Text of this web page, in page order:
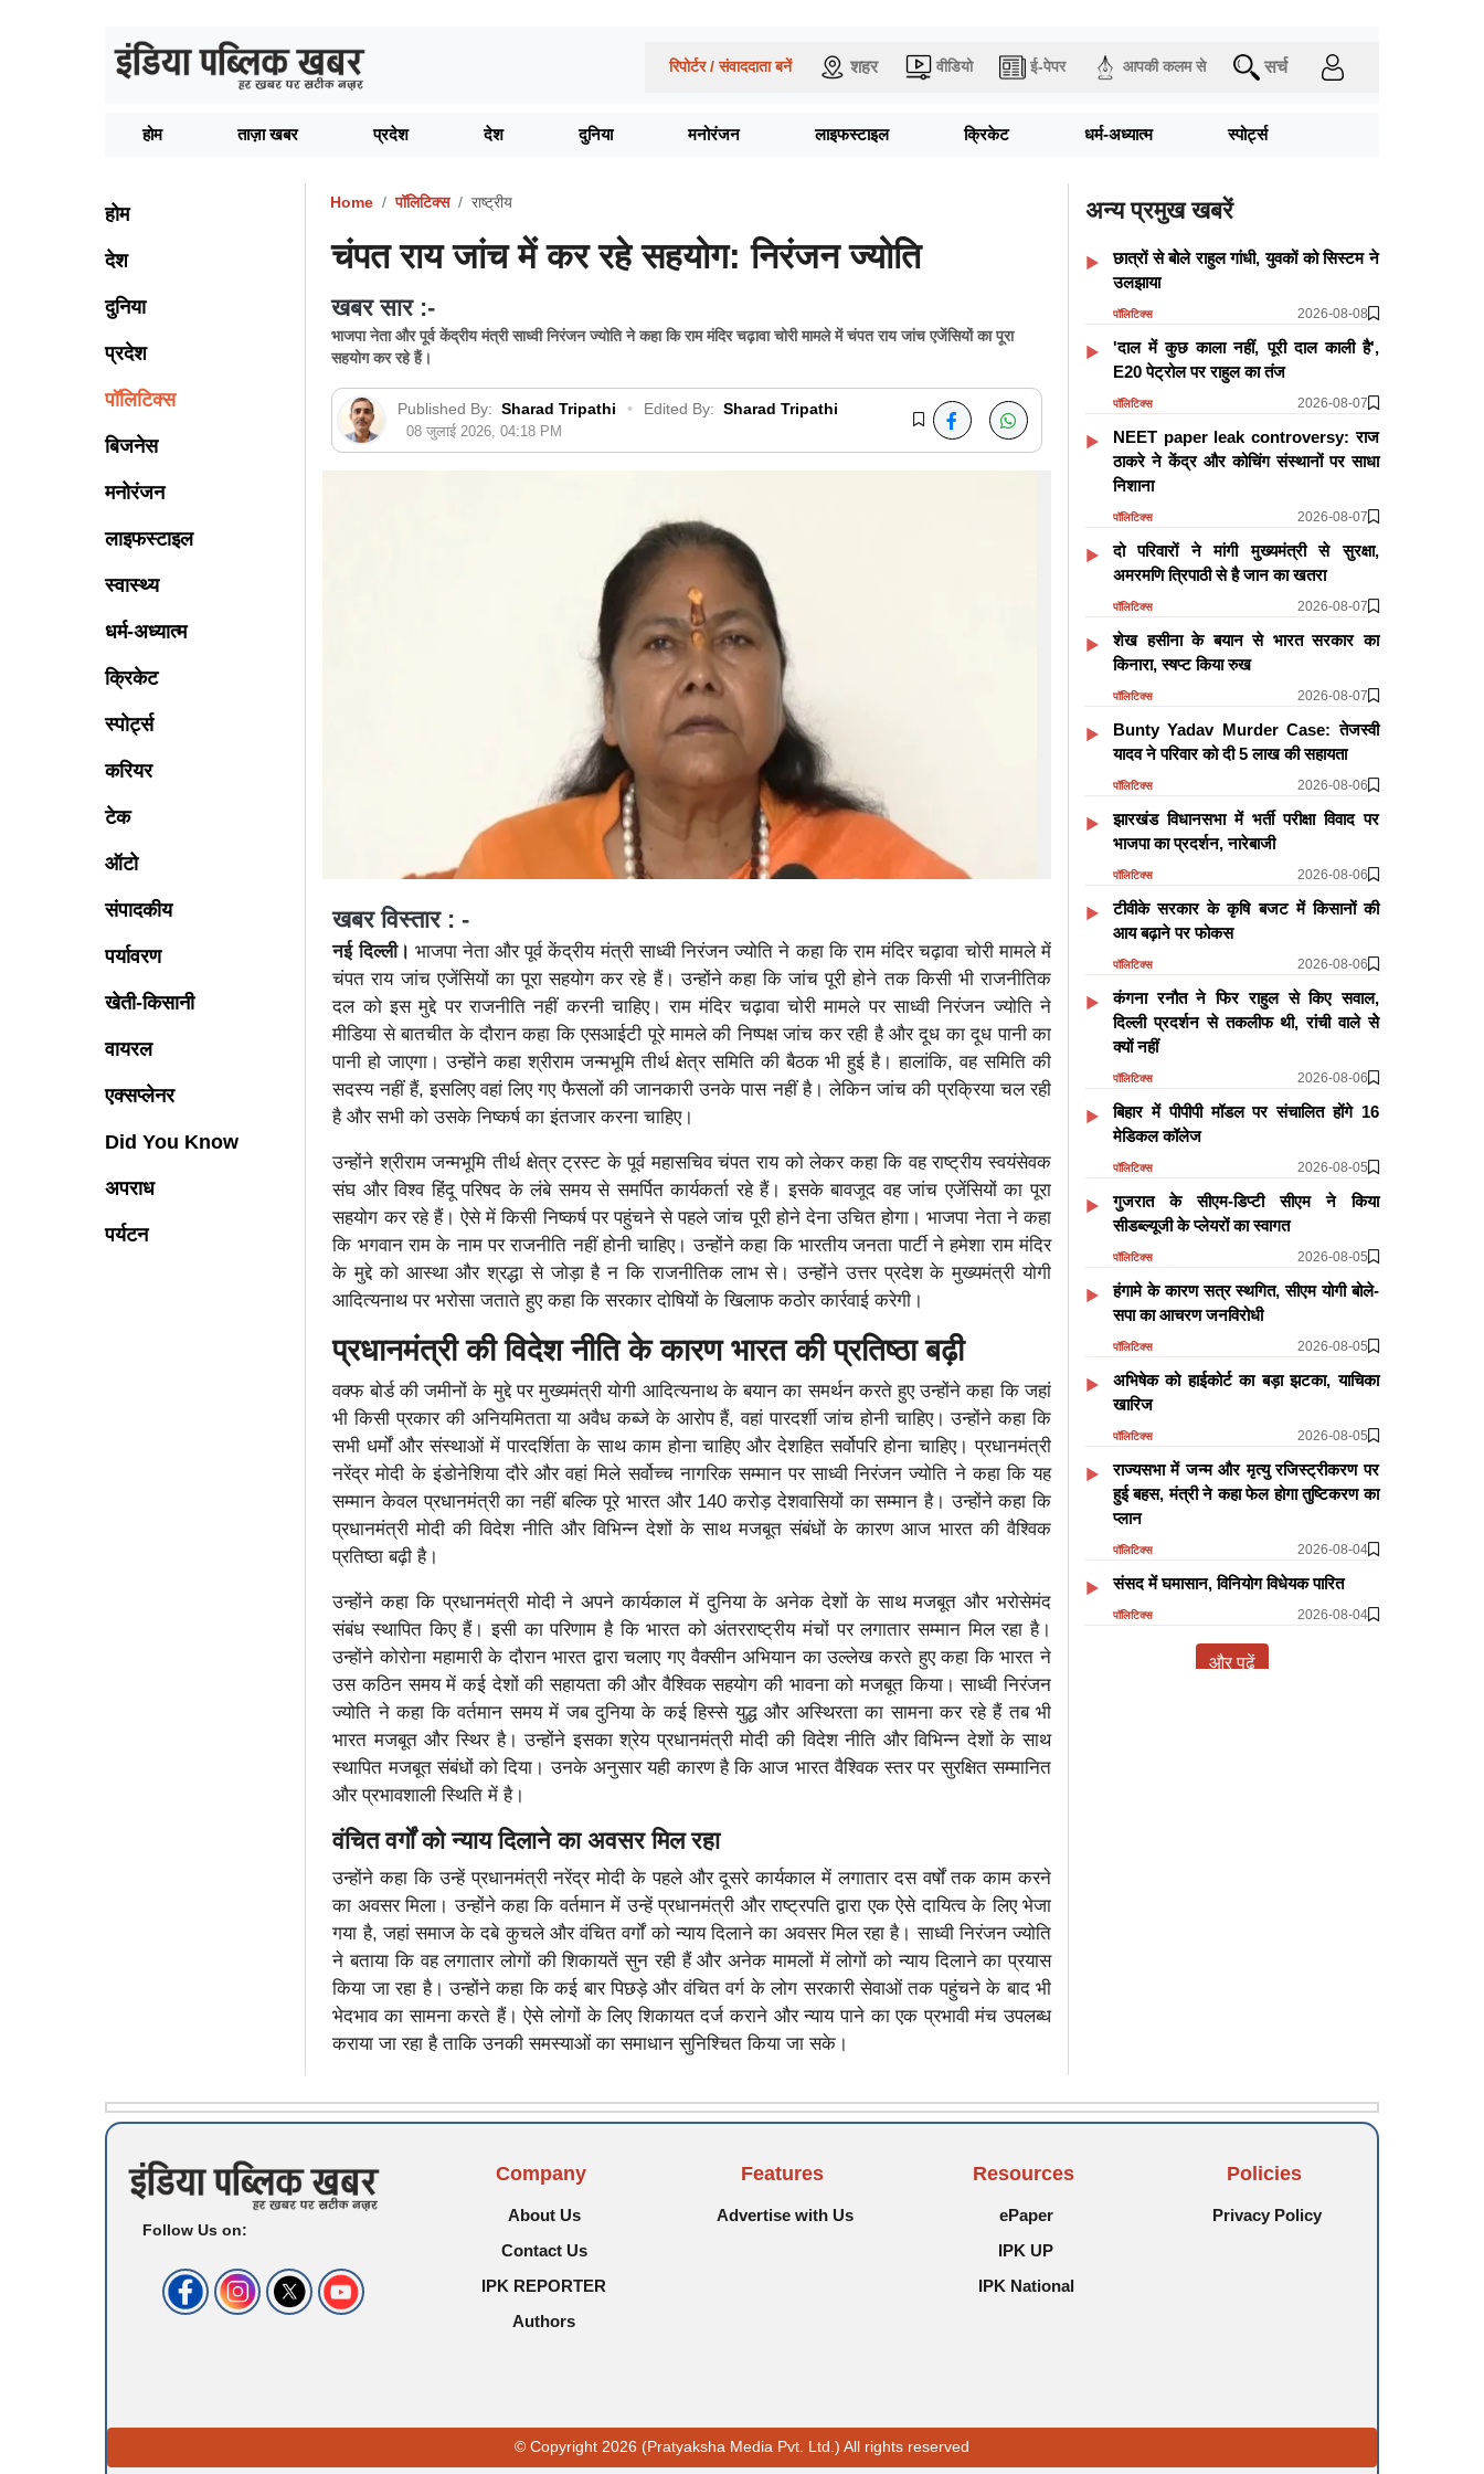
रिपोर्टर / संवाददाता बनें शहर वीडियो ई-पेपर आपकी कलम से सर्च
होम ताज़ा खबर प्रदेश देश दुनिया मनोरंजन लाइफस्टाइल क्रिकेट धर्म-अध्यात्म स्पोर्ट्स
होम
देश
दुनिया
प्रदेश
पॉलिटिक्स
बिजनेस
मनोरंजन
लाइफस्टाइल
स्वास्थ्य
धर्म-अध्यात्म
क्रिकेट
स्पोर्ट्स
करियर
टेक
ऑटो
संपादकीय
पर्यावरण
खेती-किसानी
वायरल
एक्सप्लेनर
Did You Know
अपराध
पर्यटन
Home पॉलिटिक्स राष्ट्रीय
चंपत राय जांच में कर रहे सहयोग: निरंजन ज्योति
खबर सार :-
भाजपा नेता और पूर्व केंद्रीय मंत्री साध्वी निरंजन ज्योति ने कहा कि राम मंदिर चढ़ावा चोरी मामले में चंपत राय जांच एजेंसियों का पूरा
सहयोग कर रहे हैं।
Published By: Sharad Tripathi • Edited By: Sharad Tripathi
08 जुलाई 2026, 04:18 PM
खबर विस्तार : -
नई दिल्ली। भाजपा नेता और पूर्व केंद्रीय मंत्री साध्वी निरंजन ज्योति ने कहा कि राम मंदिर चढ़ावा चोरी मामले में
चंपत राय जांच एजेंसियों का पूरा सहयोग कर रहे हैं। उन्होंने कहा कि जांच पूरी होने तक किसी भी राजनीतिक
दल को इस मुद्दे पर राजनीति नहीं करनी चाहिए। राम मंदिर चढ़ावा चोरी मामले पर साध्वी निरंजन ज्योति ने
मीडिया से बातचीत के दौरान कहा कि एसआईटी पूरे मामले की निष्पक्ष जांच कर रही है और दूध का दूध पानी का
पानी हो जाएगा। उन्होंने कहा श्रीराम जन्मभूमि तीर्थ क्षेत्र समिति की बैठक भी हुई है। हालांकि, वह समिति की
सदस्य नहीं हैं, इसलिए वहां लिए गए फैसलों की जानकारी उनके पास नहीं है। लेकिन जांच की प्रक्रिया चल रही
है और सभी को उसके निष्कर्ष का इंतजार करना चाहिए।
उन्होंने श्रीराम जन्मभूमि तीर्थ क्षेत्र ट्रस्ट के पूर्व महासचिव चंपत राय को लेकर कहा कि वह राष्ट्रीय स्वयंसेवक
संघ और विश्व हिंदू परिषद के लंबे समय से समर्पित कार्यकर्ता रहे हैं। इसके बावजूद वह जांच एजेंसियों का पूरा
सहयोग कर रहे हैं। ऐसे में किसी निष्कर्ष पर पहुंचने से पहले जांच पूरी होने देना उचित होगा। भाजपा नेता ने कहा
कि भगवान राम के नाम पर राजनीति नहीं होनी चाहिए। उन्होंने कहा कि भारतीय जनता पार्टी ने हमेशा राम मंदिर
के मुद्दे को आस्था और श्रद्धा से जोड़ा है न कि राजनीतिक लाभ से। उन्होंने उत्तर प्रदेश के मुख्यमंत्री योगी
आदित्यनाथ पर भरोसा जताते हुए कहा कि सरकार दोषियों के खिलाफ कठोर कार्रवाई करेगी।
प्रधानमंत्री की विदेश नीति के कारण भारत की प्रतिष्ठा बढ़ी
वक्फ बोर्ड की जमीनों के मुद्दे पर मुख्यमंत्री योगी आदित्यनाथ के बयान का समर्थन करते हुए उन्होंने कहा कि जहां
भी किसी प्रकार की अनियमितता या अवैध कब्जे के आरोप हैं, वहां पारदर्शी जांच होनी चाहिए। उन्होंने कहा कि
सभी धर्मों और संस्थाओं में पारदर्शिता के साथ काम होना चाहिए और देशहित सर्वोपरि होना चाहिए। प्रधानमंत्री
नरेंद्र मोदी के इंडोनेशिया दौरे और वहां मिले सर्वोच्च नागरिक सम्मान पर साध्वी निरंजन ज्योति ने कहा कि यह
सम्मान केवल प्रधानमंत्री का नहीं बल्कि पूरे भारत और 140 करोड़ देशवासियों का सम्मान है। उन्होंने कहा कि
प्रधानमंत्री मोदी की विदेश नीति और विभिन्न देशों के साथ मजबूत संबंधों के कारण आज भारत की वैश्विक
प्रतिष्ठा बढ़ी है।
उन्होंने कहा कि प्रधानमंत्री मोदी ने अपने कार्यकाल में दुनिया के अनेक देशों के साथ मजबूत और भरोसेमंद
संबंध स्थापित किए हैं। इसी का परिणाम है कि भारत को अंतरराष्ट्रीय मंचों पर लगातार सम्मान मिल रहा है।
उन्होंने कोरोना महामारी के दौरान भारत द्वारा चलाए गए वैक्सीन अभियान का उल्लेख करते हुए कहा कि भारत ने
उस कठिन समय में कई देशों की सहायता की और वैश्विक सहयोग की भावना को मजबूत किया। साध्वी निरंजन
ज्योति ने कहा कि वर्तमान समय में जब दुनिया के कई हिस्से युद्ध और अस्थिरता का सामना कर रहे हैं तब भी
भारत मजबूत और स्थिर है। उन्होंने इसका श्रेय प्रधानमंत्री मोदी की विदेश नीति और विभिन्न देशों के साथ
स्थापित मजबूत संबंधों को दिया। उनके अनुसार यही कारण है कि आज भारत वैश्विक स्तर पर सुरक्षित सम्मानित
और प्रभावशाली स्थिति में है।
वंचित वर्गों को न्याय दिलाने का अवसर मिल रहा
उन्होंने कहा कि उन्हें प्रधानमंत्री नरेंद्र मोदी के पहले और दूसरे कार्यकाल में लगातार दस वर्षों तक काम करने
का अवसर मिला। उन्होंने कहा कि वर्तमान में उन्हें प्रधानमंत्री और राष्ट्रपति द्वारा एक ऐसे दायित्व के लिए भेजा
गया है, जहां समाज के दबे कुचले और वंचित वर्गों को न्याय दिलाने का अवसर मिल रहा है। साध्वी निरंजन ज्योति
ने बताया कि वह लगातार लोगों की शिकायतें सुन रही हैं और अनेक मामलों में लोगों को न्याय दिलाने का प्रयास
किया जा रहा है। उन्होंने कहा कि कई बार पिछड़े और वंचित वर्ग के लोग सरकारी सेवाओं तक पहुंचने के बाद भी
भेदभाव का सामना करते हैं। ऐसे लोगों के लिए शिकायत दर्ज कराने और न्याय पाने का एक प्रभावी मंच उपलब्ध
कराया जा रहा है ताकि उनकी समस्याओं का समाधान सुनिश्चित किया जा सके।
अन्य प्रमुख खबरें
छात्रों से बोेले राहुल गांधी, युवकों को सिस्टम ने
उलझाया
पॉलिटिक्स 2026-08-08
'दाल में कुछ काला नहीं, पूरी दाल काली है',
E20 पेट्रोल पर राहुल का तंज
पॉलिटिक्स 2026-08-07
NEET paper leak controversy: राज
ठाकरे ने केंद्र और कोचिंग संस्थानों पर साधा
निशाना
पॉलिटिक्स 2026-08-07
दो परिवारों ने मांगी मुख्यमंत्री से सुरक्षा,
अमरमणि त्रिपाठी से है जान का खतरा
पॉलिटिक्स 2026-08-07
शेख हसीना के बयान से भारत सरकार का
किनारा, स्षप्ट किया रुख
पॉलिटिक्स 2026-08-07
Bunty Yadav Murder Case: तेजस्वी
यादव ने परिवार को दी 5 लाख की सहायता
पॉलिटिक्स 2026-08-06
झारखंड विधानसभा में भर्ती परीक्षा विवाद पर
भाजपा का प्रदर्शन, नारेबाजी
पॉलिटिक्स 2026-08-06
टीवीके सरकार के कृषि बजट में किसानों की
आय बढ़ाने पर फोकस
पॉलिटिक्स 2026-08-06
कंगना रनौत ने फिर राहुल से किए सवाल,
दिल्ली प्रदर्शन से तकलीफ थी, रांची वाले सेे
क्यों नहीं
पॉलिटिक्स 2026-08-06
बिहार में पीपीपी मॉडल पर संचालित होंगे 16
मेडिकल कॉलेज
पॉलिटिक्स 2026-08-05
गुजरात के सीएम-डिप्टी सीएम ने किया
सीडब्ल्यूजी के प्लेयरों का स्वागत
पॉलिटिक्स 2026-08-05
हंगामे के कारण सत्र स्थगित, सीएम योगी बोले-
सपा का आचरण जनविरोधी
पॉलिटिक्स 2026-08-05
अभिषेक को हाईकोर्ट का बड़ा झटका, याचिका
खारिज
पॉलिटिक्स 2026-08-05
राज्यसभा में जन्म और मृत्यु रजिस्ट्रीकरण पर
हुई बहस, मंत्री ने कहा फेल होगा तुष्टिकरण का
प्लान
पॉलिटिक्स 2026-08-04
​​​​​​​संसद में घमासान, विनियोग विधेयक पारित
पॉलिटिक्स 2026-08-04
और पढ़ें
Follow Us on:
Company
About Us
Contact Us
IPK REPORTER
Authors
Features
Advertise with Us
Resources
ePaper
IPK UP
IPK National
Policies
Privacy Policy
© Copyright 2026 (Pratyaksha Media Pvt. Ltd.) All rights reserved